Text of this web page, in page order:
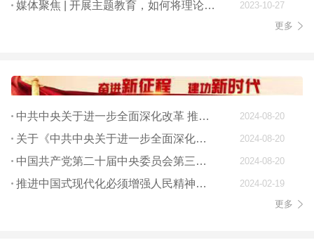
媒体聚焦 | 开展主题教育，如何将理论学习贯穿始终
2023-10-27
更多
中共中央关于进一步全面深化改革 推进中国式现代化的决定 2024-08-20
关于《中共中央关于进一步全面深化改革、 推进中国式现代化的决定》的说明 2024-08-20
中国共产党第二十届中央委员会第三次全体会议公报 2024-08-20
推进中国式现代化必须增强人民精神力量
2024-02-19
更多